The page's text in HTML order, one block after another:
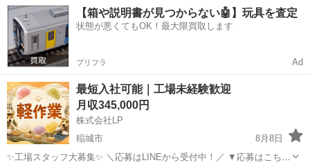
【箱や説明書が見つからない🤖】玩具を査定
状態が悪くてもOK！最大限買取します
プリフラ Ad
最短入社可能｜工場未経験歓迎
月収345,000円
株式会社LP
稲城市
8月8日
✨工場スタッフ大募集✨ ＼応募はLINEから受付中！／ ▼応募はこちら